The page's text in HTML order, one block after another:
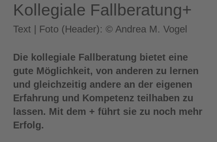
Kollegiale Fallberatung+
Text | Foto (Header): © Andrea M. Vogel
Die kollegiale Fallberatung bietet eine
gute Möglichkeit, von anderen zu lernen
und gleichzeitig andere an der eigenen
Erfahrung und Kompetenz teilhaben zu
lassen. Mit dem + führt sie zu noch mehr
Erfolg.